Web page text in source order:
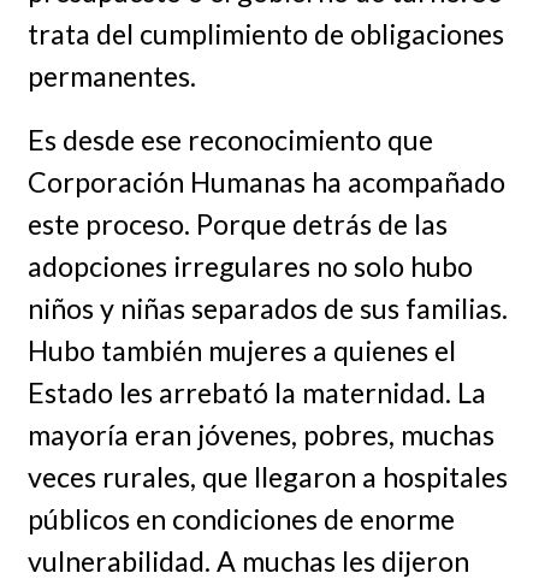
trata del cumplimiento de obligaciones
permanentes.
Es desde ese reconocimiento que
Corporación Humanas ha acompañado
este proceso. Porque detrás de las
adopciones irregulares no solo hubo
niños y niñas separados de sus familias.
Hubo también mujeres a quienes el
Estado les arrebató la maternidad. La
mayoría eran jóvenes, pobres, muchas
veces rurales, que llegaron a hospitales
públicos en condiciones de enorme
vulnerabilidad. A muchas les dijeron